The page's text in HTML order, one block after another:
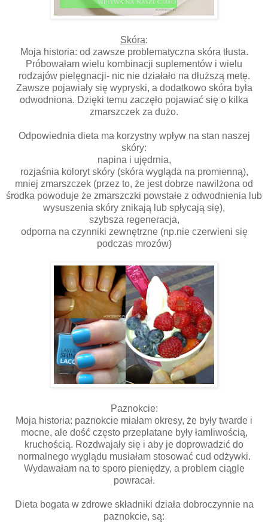
Skóra:
Moja historia: od zawsze problematyczna skóra tłusta.
Próbowałam wielu kombinacji suplementów i wielu
rodzajów pielęgnacji- nic nie działało na dłuższą metę.
Zawsze pojawiały się wypryski, a dodatkowo skóra była
odwodniona. Dzięki temu zaczęło pojawiać się o kilka
zmarszczek za dużo.
Odpowiednia dieta ma korzystny wpływ na stan naszej
skóry:
napina i ujędrnia,
rozjaśnia koloryt skóry (skóra wygląda na promienną),
mniej zmarszczek (przez to, że jest dobrze nawilżona od
środka powoduje że zmarszczki powstałe z odwodnienia lub
wysuszenia skóry znikają lub spłycają się),
szybsza regeneracja,
odporna na czynniki zewnętrzne (np.nie czerwieni się
podczas mrozów)
Paznokcie:
Moja historia: paznokcie miałam okresy, że były twarde i
mocne, ale dość często przeplatane były łamliwością,
kruchością. Rozdwajały się i aby je doprowadzić do
normalnego wyglądu musiałam stosować cud odżywki.
Wydawałam na to sporo pieniędzy, a problem ciągle
powracał.
Dieta bogata w zdrowe składniki działa dobroczynnie na
paznokcie, są: